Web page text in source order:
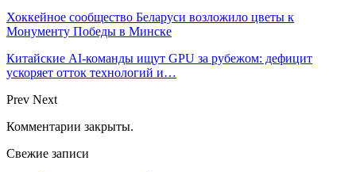
Хоккейное сообщество Беларуси возложило цветы к
Монументу Победы в Минске
Китайские AI-команды ищут GPU за рубежом: дефицит
ускоряет отток технологий и…
Prev Next
Комментарии закрыты.
Свежие записи